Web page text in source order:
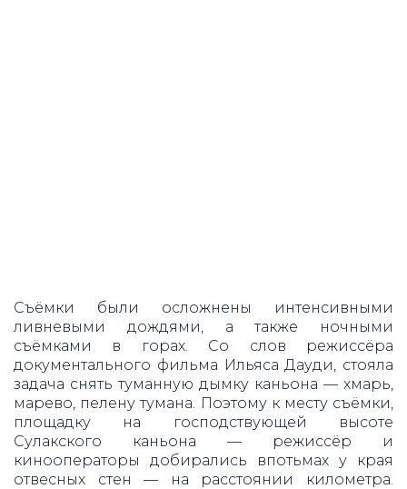
Съёмки были осложнены интенсивными
ливневыми дождями, а также ночными
съёмками в горах. Со слов режиссёра
документального фильма Ильяса Дауди, стояла
задача снять туманную дымку каньона — хмарь,
марево, пелену тумана. Поэтому к месту съёмки,
площадку на господствующей высоте
Сулакского каньона — режиссёр и
кинооператоры добирались впотьмах у края
отвесных стен — на расстоянии километра.